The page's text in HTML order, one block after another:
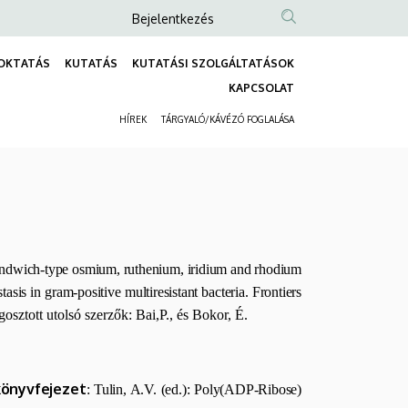
Anonim
fiók
Bejelentkezés
KUTATÁS
KUTATÁSI SZOLGÁLTATÁSOK
KAPCSOLAT
HÍREK TÁRGYALÓ/KÁVÉZÓ FOGLALÁSA
type osmium, ruthenium, iridium and rhodium
in gram-positive multiresistant bacteria. Frontiers
utolsó szerzők: Bai,P., és Bokor, É.
: Tulin, A.V. (ed.): Poly(ADP-Ribose)